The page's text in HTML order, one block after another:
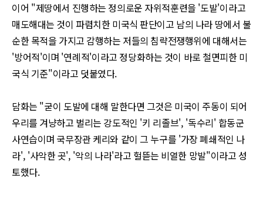
이어 "제땅에서 진행하는 정의로운 자위적훈련을 '도발'이라고
매도해대는 것이 파렴치한 미국식 판단이고 남의 나라 땅에서 불
순한 목적을 가지고 감행하는 저들의 침략전쟁행위에 대해서는
'방어적'이며 '연례적'이라고 정당화하는 것이 바로 철면피한 미
국식 기준"이라고 덧붙였다.
담화는 "굳이 도발에 대해 말한다면 그것은 미국이 주동이 되어
우리를 겨냥하고 벌리는 강도적인 '키 리졸브', '독수리' 합동군
사연습이며 국무장관 케리와 같이 그 누구를 '가장 폐쇄적인 나
라', '사악한 곳', '악의 나라'라고 헐뜯는 비열한 망발"이라고 성
토했다.